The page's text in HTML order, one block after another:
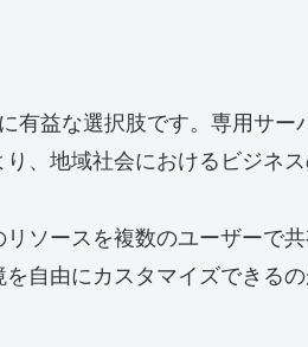
益な選択肢です。専用サ
、地域社会におけるビジネ
ソースを複数のユーザーで
自由にカスタマイズできる